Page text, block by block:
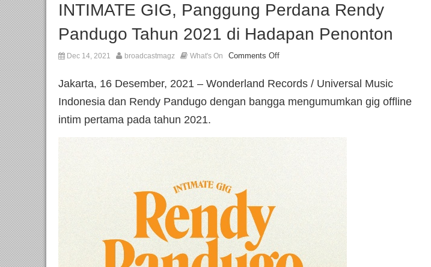
INTIMATE GIG, Panggung Perdana Rendy
Pandugo Tahun 2021 di Hadapan Penonton
Dec 14, 2021 broadcastmagz What's On Comments Off
Jakarta, 16 Desember, 2021 – Wonderland Records / Universal Music
Indonesia dan Rendy Pandugo dengan bangga mengumumkan gig offline
intim pertama pada tahun 2021.